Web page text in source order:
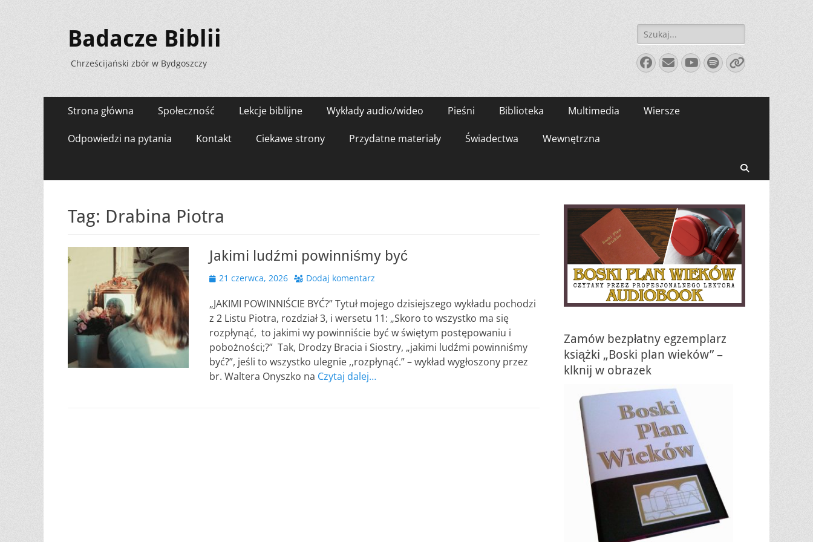
Badacze Biblii
Chrześcijański zbór w Bydgoszczy
Szukaj:
Facebook
E-
mail
YouTube
Spotify
Link
Menu
zawartości
Strona główna Społeczność Lekcje biblijne Wykłady audio/wideo Pieśni Biblioteka Multimedia Wiersze
Odpowiedzi na pytania Kontakt Ciekawe strony Przydatne materiały Świadectwa Wewnętrzna
Tag: Drabina Piotra
Jakimi ludźmi powinniśmy być
Opublikowano
21 czerwca, 2026 Dodaj komentarz
„JAKIMI POWINNIŚCIE BYĆ?” Tytuł mojego dzisiejszego wykładu pochodzi
z 2 Listu Piotra, rozdział 3, i wersetu 11: „Skoro to wszystko ma się
rozpłynąć, to jakimi wy powinniście być w świętym postępowaniu i
pobożności;?” Tak, Drodzy Bracia i Siostry, „jakimi ludźmi powinniśmy
być?”, jeśli to wszystko ulegnie ,,rozpłynąć.” – wykład wygłoszony przez
br. Waltera Onyszko na Czytaj dalej…
Zamów bezpłatny egzemplarz
książki „Boski plan wieków” –
klknij w obrazek